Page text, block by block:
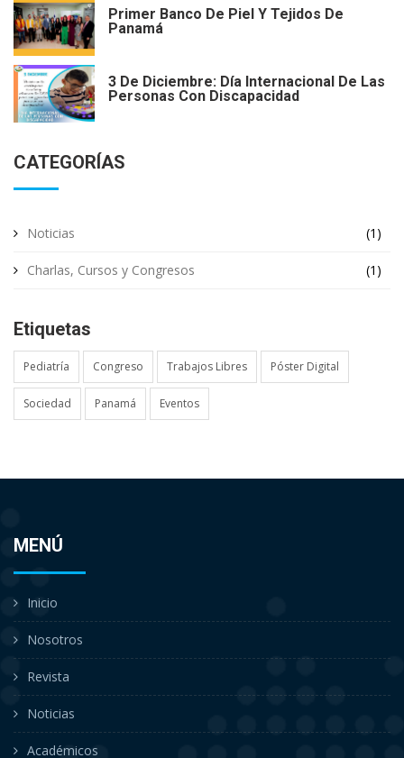
Primer Banco De Piel Y Tejidos De
Panamá
3 De Diciembre: Día Internacional De Las
Personas Con Discapacidad
CATEGORÍAS
Noticias (1)
Charlas, Cursos y Congresos (1)
Etiquetas
Pediatría Congreso Trabajos Libres Póster Digital
Sociedad Panamá Eventos
MENÚ
Inicio
Nosotros
Revista
Noticias
Académicos